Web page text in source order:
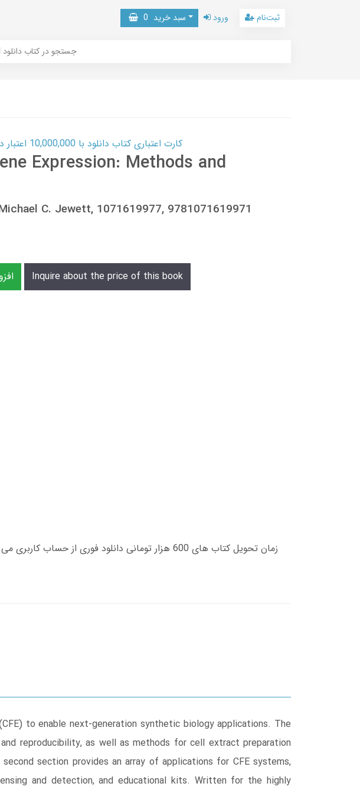
سبد خرید 0 ورود ثبت‌نام
SEARCH جستجو در کتاب دانلود
کارت اعتباری کتاب دانلود با 10,000,000 اعتبار دانلود کتاب! کلیک کنید
Expression: Methods and
C. Jewett, 1071619977, 9781071619971
Inquire about the price of this book
to enable next-generation synthetic biology applications. The
reproducibility, as well as methods for cell extract preparation
section provides an array of applications for CFE systems,
and detection, and educational kits. Written for the highly